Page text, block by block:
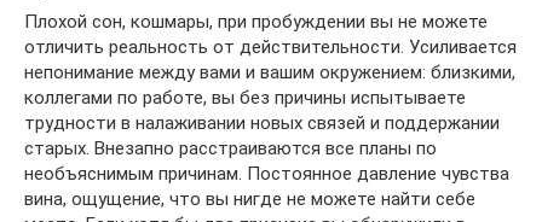
Плохой сон, кошмары, при пробуждении вы не можете
отличить реальность от действительности. Усиливается
непонимание между вами и вашим окружением: близкими,
коллегами по работе, вы без причины испытываете
трудности в налаживании новых связей и поддержании
старых. Внезапно расстраиваются все планы по
необъяснимым причинам. Постоянное давление чувства
вина, ощущение, что вы нигде не можете найти себе